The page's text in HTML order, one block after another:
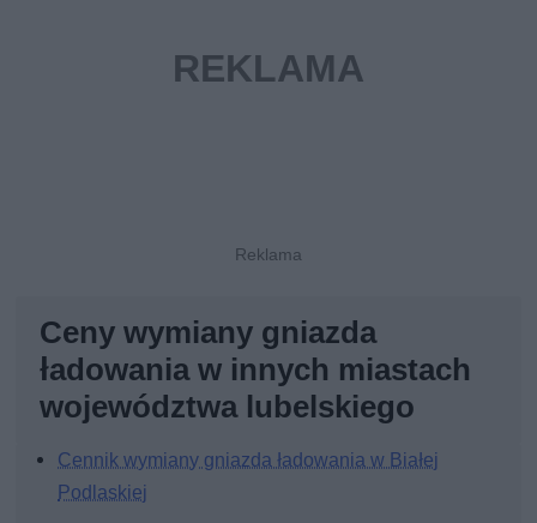
Ceny wymiany gniazda
ładowania w innych miastach
województwa lubelskiego
Cennik wymiany gniazda ładowania w Białej
Podlaskiej